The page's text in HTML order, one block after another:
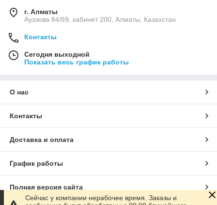
г. Алматы
Ауэзова 84/69, кабинет 200, Алматы, Казахстан
Контакты
Сегодня выходной
Показать весь график работы
О нас
Контакты
Доставка и оплата
График работы
Полная версия сайта
Сейчас у компании нерабочее время. Заказы и